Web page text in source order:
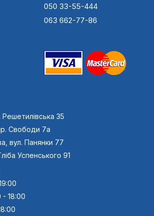
050 33-55-444
063 662-77-86
35
Свободи 7а
вул. Панянки 77
Успенського 91
18:00